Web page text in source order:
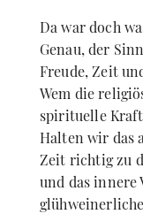
Da war doch
Genau, der
Freude, Zeit
Wem die
spirituelle
Halten wir das
Zeit richtig zu
und das innere